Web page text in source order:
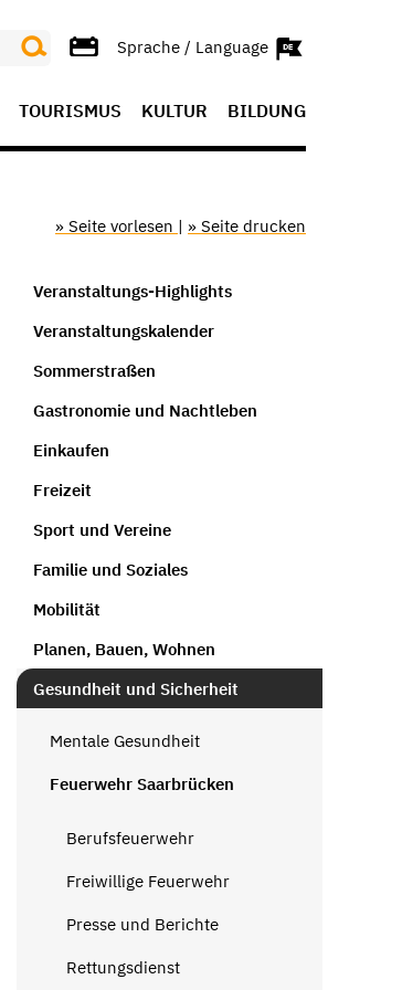
Sprache / Language
TOURISMUS KULTUR BILDUNG
» Seite vorlesen | » Seite drucken
Veranstaltungs-Highlights
Veranstaltungskalender
Sommerstraßen
Gastronomie und Nachtleben
Einkaufen
Freizeit
Sport und Vereine
Familie und Soziales
Mobilität
Planen, Bauen, Wohnen
Gesundheit und Sicherheit
Mentale Gesundheit
Feuerwehr Saarbrücken
Berufsfeuerwehr
Freiwillige Feuerwehr
Presse und Berichte
Rettungsdienst